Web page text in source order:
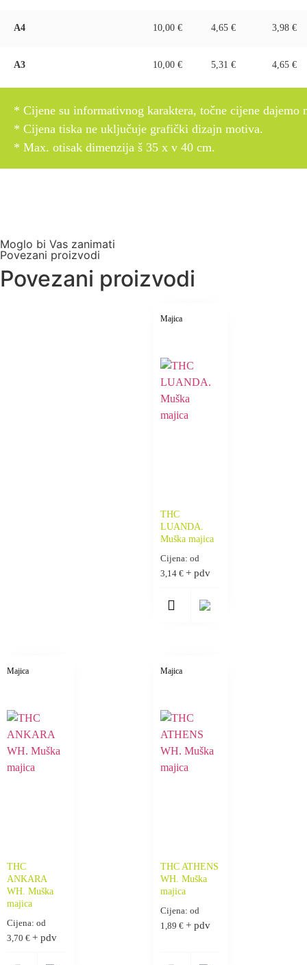
A4 10,00 € 4,65 € 3,98 €
A3 10,00 € 5,31 € 4,65 €
* Cijene su informativnog karaktera, točne cijene dajemo
* Cijena tiska ne uključuje grafički dizajn motiva.
* Max. otisak dimenzija š 35 x v 40 cm.
Moglo bi Vas zanimati
Povezani proizvodi
Povezani proizvodi
Majica
THC
LUANDA.
Muška majica
Cijena: od
3,14 € + pdv
Majica
THC
ANKARA
WH. Muška
majica
Cijena: od
3,70 € + pdv
Majica
THC ATHENS
WH. Muška
majica
Cijena: od
1,89 € + pdv